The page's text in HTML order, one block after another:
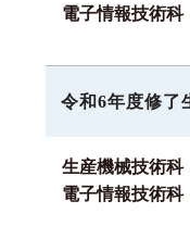
電子情報技術
令和6年度修了
生産機械技術
電子情報技術